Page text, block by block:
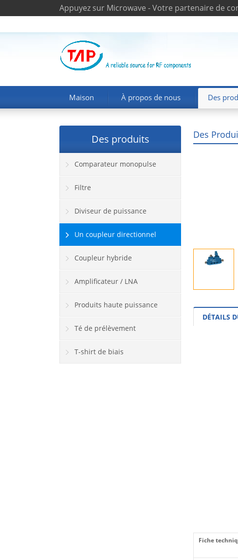
Appuyez sur Microwave - Votre partenaire de
Maison À propos de nous Des
Des
DÉTAILS
Fiche
Des produits
Comparateur monopulse
Filtre
Diviseur de puissance
Un coupleur directionnel
Coupleur hybride
Amplificateur / LNA
Produits haute puissance
Té de prélèvement
T-shirt de biais